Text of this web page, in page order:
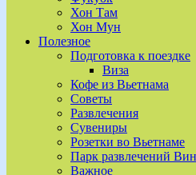
Хон Там
Хон Мун
Полезное
Подготовка к поездке
Виза
Кофе из Вьетнама
Советы
Развлечения
Сувениры
Розетки во Вьетнаме
Парк развлечений
Важное